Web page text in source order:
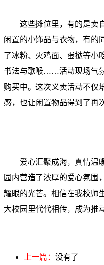
这些摊位里，有的是卖
闲置的小饰品与衣物，有的
了冰粉、火鸡面、蛋挞等小
书法与歌喉……活动现场气
购买中。这次义卖活动不仅
感，也让闲置物品得到了再
爱心汇聚成海，真情温
园内营造了浓厚的爱心氛围
耀眼的光芒。相信在我校师
大校园里代代相传，成为推
上一篇： 没有了